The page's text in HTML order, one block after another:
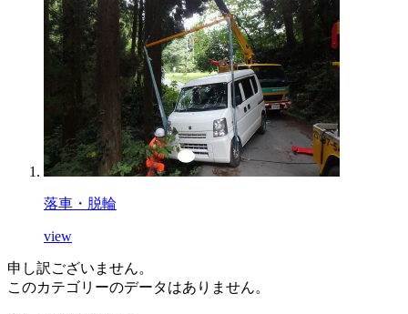
落車・脱輪
view
申し訳ございません。
このカテゴリーのデータはありません。